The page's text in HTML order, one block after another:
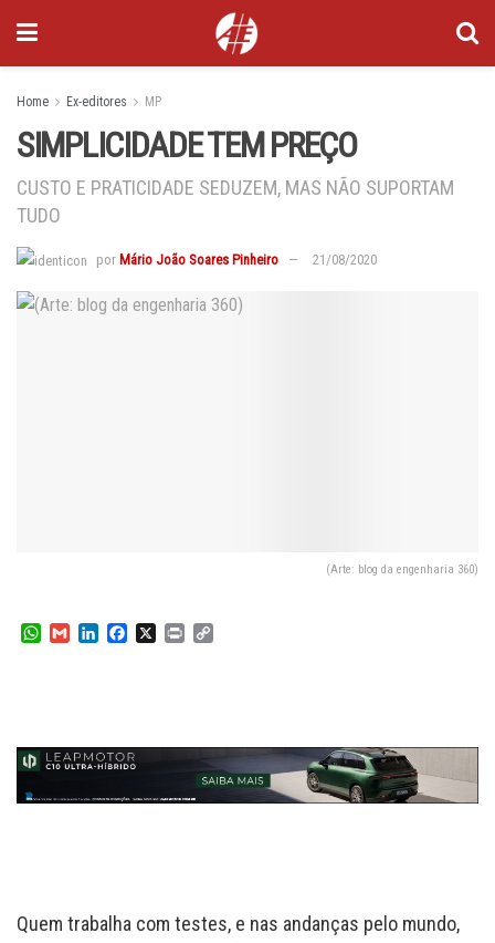
Home Ex-editores MP
SIMPLICIDADE TEM PREÇO
CUSTO E PRATICIDADE SEDUZEM, MAS NÃO SUPORTAM
TUDO
por Mário João Soares Pinheiro 21/08/2020
(Arte: blog da engenharia 360)
W
p
p
G
I
n
o
k
X
P
n
k
Quem trabalha com testes, e nas andanças pelo mundo,